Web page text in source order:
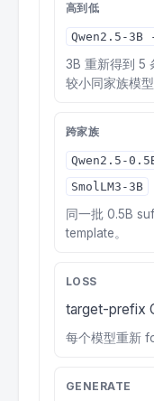
高到低
Qwen2.5-
3B 重新得到 5
较小同家族模型
跨家族
Qwen2.5-
SmolLM3-3B
同一批 0.5B
template。
LOSS
target-prefix
每个模型重新
GENERATE